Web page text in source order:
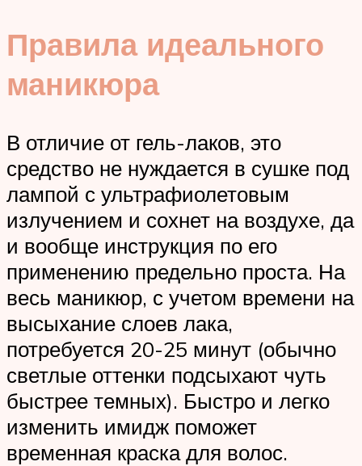
Правила идеального
маникюра
В отличие от гель-лаков, это
средство не нуждается в сушке под
лампой с ультрафиолетовым
излучением и сохнет на воздухе, да
и вообще инструкция по его
применению предельно проста. На
весь маникюр, с учетом времени на
высыхание слоев лака,
потребуется 20-25 минут (обычно
светлые оттенки подсыхают чуть
быстрее темных). Быстро и легко
изменить имидж поможет
временная краска для волос.